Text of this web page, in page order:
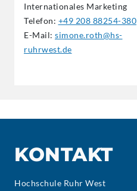
Internationales Marketing
Telefon: +49 208 88254-380
E-Mail: simone.roth@hs-
ruhrwest.de
KONTAKT
Hochschule Ruhr West